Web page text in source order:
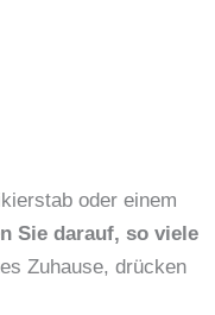
oder einem
Sie darauf, so viele
Zuhause, drücken